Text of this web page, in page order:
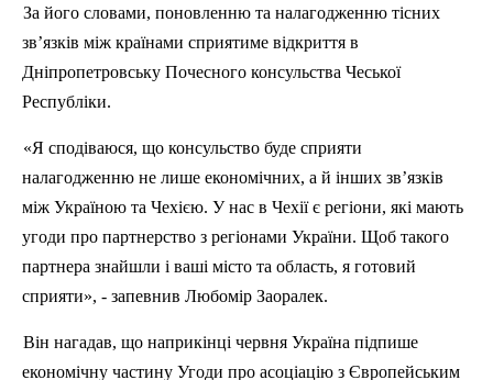
За його словами, поновленню та налагодженню тісних
зв’язків між країнами сприятиме відкриття в
Дніпропетровську Почесного консульства Чеської
Республіки.
«Я сподіваюся, що консульство буде сприяти
налагодженню не лише економічних, а й інших зв’язків
між Україною та Чехією. У нас в Чехії є регіони, які мають
угоди про партнерство з регіонами України. Щоб такого
партнера знайшли і ваші місто та область, я готовий
сприяти», - запевнив Любомір Заоралек.
Він нагадав, що наприкінці червня Україна підпише
економічну частину Угоди про асоціацію з Європейським